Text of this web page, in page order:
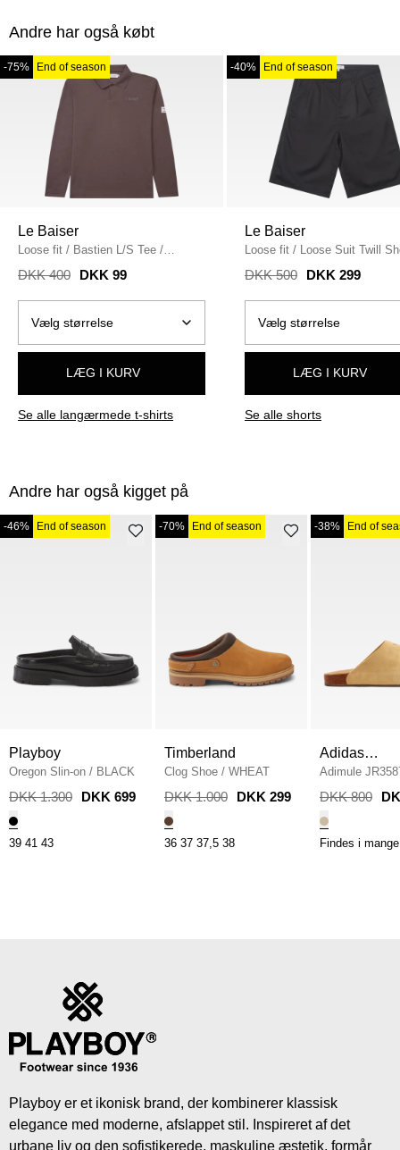
Andre har også købt
-75% End of season
Le Baiser
Loose fit / Bastien L/S Tee /
ELEFANT
DKK 400 DKK 99
LÆG I KURV
Se alle langærmede t-shirts
-40% End of season
Le Baiser
Loose fit /
Loose Suit Twill
BLACK
DKK 500 DKK 299
LÆG I KURV
Se alle shorts
Andre har også kigget på
-46% End of season
Playboy
Oregon Slin-on / BLACK
DKK 1.300 DKK 699
39 41 43
-70% End of season
Timberland
Clog Shoe / WHEAT
DKK 1.000 DKK 299
36 37 37,5 38
-38% End of
Adidas
Originals
Adimule
DKK 800
Findes i
Playboy er et ikonisk brand, der kombinerer klassisk
elegance med moderne, afslappet stil. Inspireret af det
urbane liv og den sofistikerede, maskuline æstetik, formår